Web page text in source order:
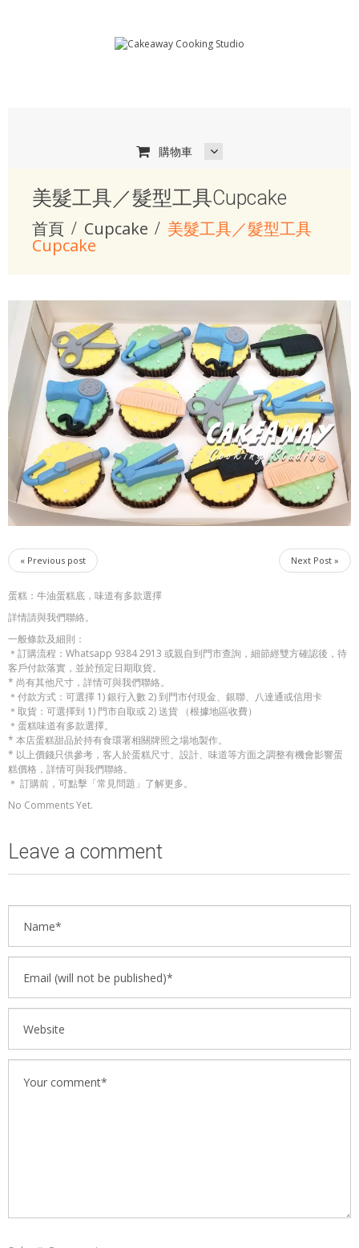
購物車
美髮工具／髮型工具Cupcake
首頁 Cupcake 美髮工具／髮型工具
Cupcake
« Previous post Next Post »
蛋糕：牛油蛋糕底，味道有多款選擇
詳情請與我們聯絡。
一般條款及細則：
＊訂購流程：Whatsapp 9384 2913 或親自到門市查詢，細節經雙方確認後，待
客戶付款落實，並於預定日期取貨。
* 尚有其他尺寸，詳情可與我們聯絡。
＊付款方式：可選擇 1) 銀行入數 2) 到門市付現金、銀聯、八達通或信用卡
＊取貨：可選擇到 1) 門市自取或 2) 送貨 （根據地區收費）
＊蛋糕味道有多款選擇。
* 本店蛋糕甜品於持有食環署相關牌照之場地製作。
* 以上價錢只供參考，客人於蛋糕尺寸、設計、味道等方面之調整有機會影響蛋
糕價格，詳情可與我們聯絡。
＊ 訂購前，可點擊「常見問題」了解更多。
No Comments Yet.
Leave a comment